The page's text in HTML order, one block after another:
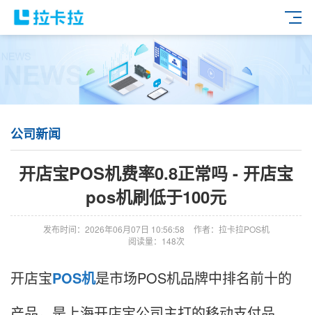
公司新闻
开店宝POS机费率0.8正常吗 - 开店宝
pos机刷低于100元
发布时间：2026年06月07日 10:56:58
作者：拉卡拉POS机
阅读量：148次
开店宝POS机是市场POS机品牌中排名前十的